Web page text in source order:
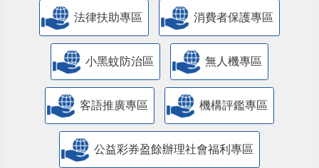
法律扶助專區 消費者保護專區
小黑蚊防治區 無人機專區
客語推廣專區 機構評鑑專區
公益彩券盈餘辦理社會福利專區